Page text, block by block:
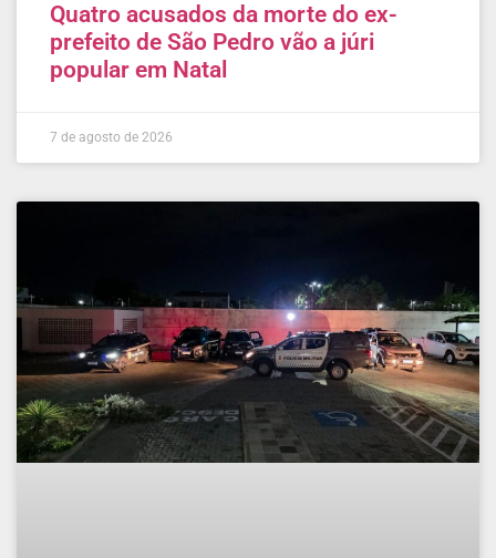
Quatro acusados da morte do ex-
prefeito de São Pedro vão a júri
popular em Natal
7 de agosto de 2026